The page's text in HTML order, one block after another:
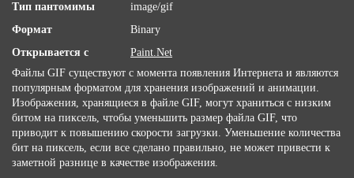
Тип пантомимы
image/gif
Формат
Binary
Открывается с
Paint.Net
Файлы GIF существуют с момента появления Интернета и являются
популярным форматом для хранения изображений и анимации.
Изображения, хранящиеся в файле GIF, могут храниться с низким
битом на пиксель, чтобы уменьшить размер файла GIF, что
приводит к повышению скорости загрузки. Уменьшение количества
бит на пиксель, если все сделано правильно, не может привести к
заметной разнице в качестве изображения.